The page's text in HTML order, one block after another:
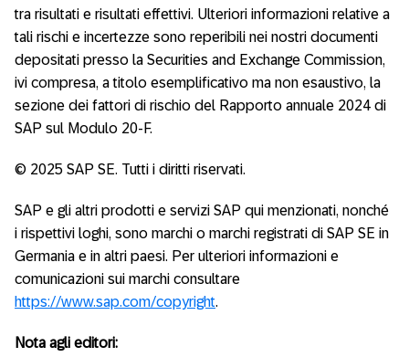
tra risultati e risultati effettivi. Ulteriori informazioni relative a
tali rischi e incertezze sono reperibili nei nostri documenti
depositati presso la Securities and Exchange Commission,
ivi compresa, a titolo esemplificativo ma non esaustivo, la
sezione dei fattori di rischio del Rapporto annuale 2024 di
SAP sul Modulo 20-F.
© 2025 SAP SE. Tutti i diritti riservati.
SAP e gli altri prodotti e servizi SAP qui menzionati, nonché
i rispettivi loghi, sono marchi o marchi registrati di SAP SE in
Germania e in altri paesi. Per ulteriori informazioni e
comunicazioni sui marchi consultare
https://www.sap.com/copyright.
Nota agli editori: